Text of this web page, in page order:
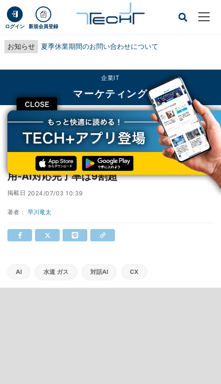
ログイン 新規会員登録
お知らせ 夏季休業期間のお問い合わせについて
CLOSE
企業IT
マーケティング
TECH+ 企業IT
マーケティング
東京ガス、テキストと音声に対応するAIを活用‐AI対応完了率は9割超
東京ガス、テキストと音声に対応するAIを活
用‐AI対応完了率は9割超
掲載日 2024/07/03 10:39
著者： 早川竜太
AI 水道 ガス 対話AI CX